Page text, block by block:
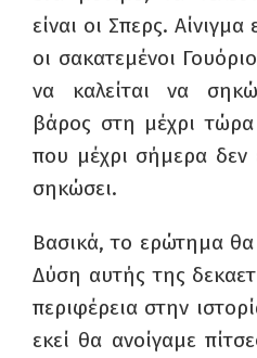
είναι οι Σπερς.
οι σακατεμένοι
να καλείται να
βάρος στη μέχρι
που μέχρι σήμερα δεν
σηκώσει.
Βασικά, το ερώτημα θα
Δύση αυτής της
περιφέρεια στην
εκεί θα ανοίγαμε